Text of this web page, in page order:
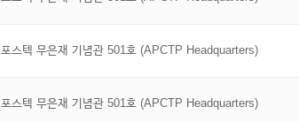
포스텍 무은재 기념관 501호 (APCTP Headquarters)
포스텍 무은재 기념관 501호 (APCTP Headquarters)